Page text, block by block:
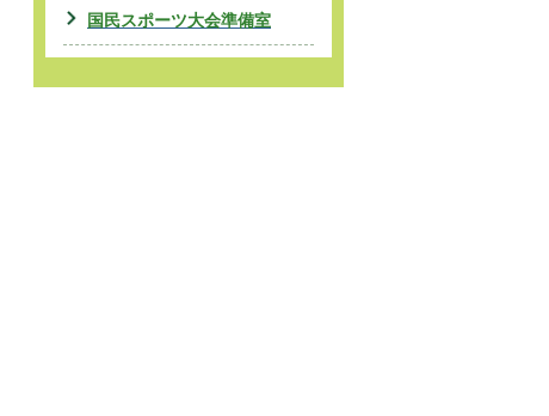
国民スポーツ大会準備室